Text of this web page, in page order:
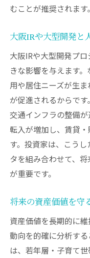
むことが推奨されます。
大阪IRや大型開発と
大阪IRや大型開発プ
きな影響を与えます
用や居住ニーズが生
が促進されるからで
交通インフラの整備
転入が増加し、賃貸
す。投資家は、こう
タを組み合わせて、
が重要です。
将来の資産価値を守
資産価値を長期的に
動向を的確に分析す
は、若年層・子育て